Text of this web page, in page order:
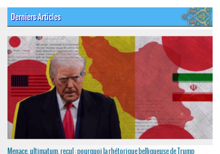
Derniers Articles
Menace, ultimatum, recul : pourquoi la rhétorique belliqueuse de Trump